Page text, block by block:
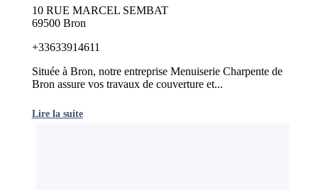
10 RUE MARCEL SEMBAT
69500 Bron
+33633914611
Située à Bron, notre entreprise Menuiserie Charpente de
Bron assure vos travaux de couverture et...
Lire la suite